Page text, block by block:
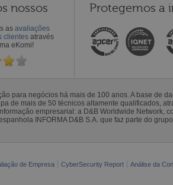
nossos
as avaliações
clientes através
eKomi!
Protegemos a
para negócios há mais de 100 anos. A base de
de mais de 50 técnicos altamente qualificados,
empresarial: a D&B Worldwide Network,
INFORMA D&B S.A. que faz parte do grupo
de Empresa CyberSecurity Report
Análise da